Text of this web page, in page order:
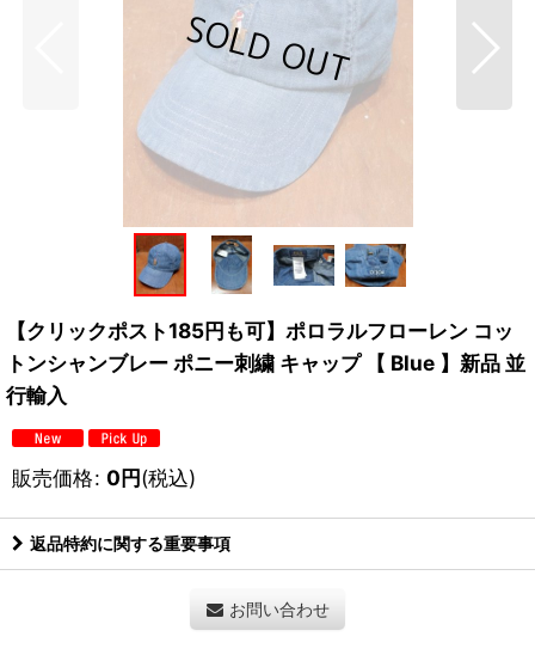
【クリックポスト185円も可】ポロラルフローレン コッ
トンシャンブレー ポニー刺繍 キャップ 【 Blue 】新品 並
行輸入
販売価格: 0円(税込)
返品特約に関する重要事項
お問い合わせ